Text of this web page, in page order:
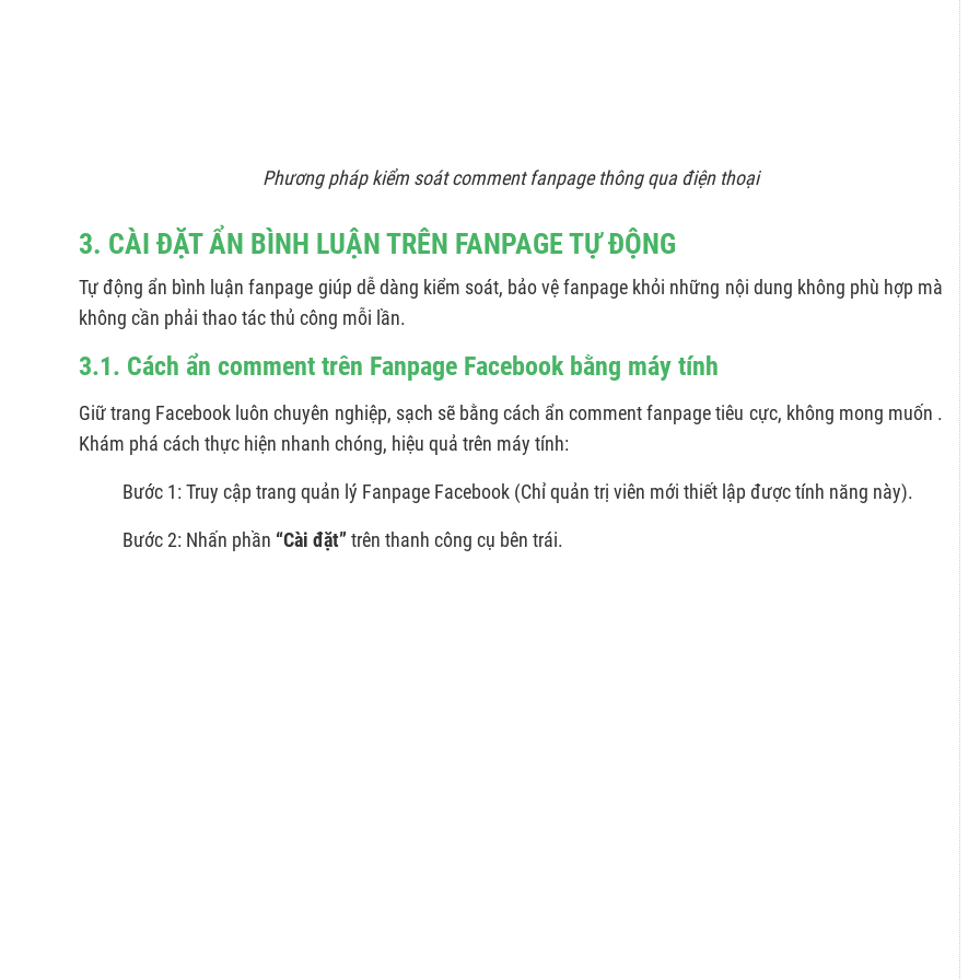
Phương pháp kiểm soát comment fanpage thông qua điện thoại
3. CÀI ĐẶT ẨN BÌNH LUẬN TRÊN FANPAGE TỰ ĐỘNG
Tự động ẩn bình luận fanpage giúp dễ dàng kiểm soát, bảo vệ fanpage khỏi những nội dung không phù hợp mà
không cần phải thao tác thủ công mỗi lần.
3.1. Cách ẩn comment trên Fanpage Facebook bằng máy tính
Giữ trang Facebook luôn chuyên nghiệp, sạch sẽ bằng cách ẩn comment fanpage tiêu cực, không mong muốn .
Khám phá cách thực hiện nhanh chóng, hiệu quả trên máy tính:
Bước 1: Truy cập trang quản lý Fanpage Facebook (Chỉ quản trị viên mới thiết lập được tính năng này).
Bước 2: Nhấn phần “Cài đặt” trên thanh công cụ bên trái.